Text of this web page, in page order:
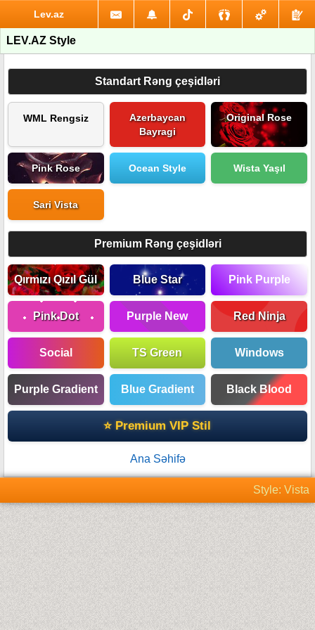
Lev.az
LEV.AZ Style
Standart Rəng çeşidləri
WML Rengsiz
Azerbaycan
Bayragi
Original Rose
Pink Rose Ocean Style Wista Yaşıl
Sari Vista
Premium Rəng çeşidləri
Qırmızı Qızıl Gül Blue Star Pink Purple
Pink Dot Purple New Red Ninja
Social TS Green Windows
Purple Gradient Blue Gradient Black Blood
⭐ Premium VIP Stil
Ana Səhifə
Style: Vista